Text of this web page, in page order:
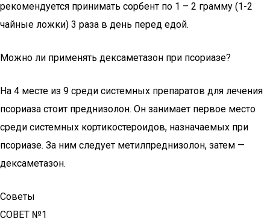
рекомендуется принимать сорбент по 1 – 2 грамму (1-2
чайные ложки) 3 раза в день перед едой.
Можно ли применять дексаметазон при псориазе?
На 4 месте из 9 среди системных препаратов для лечения
псориаза стоит преднизолон. Он занимает первое место
среди системных кортикостероидов, назначаемых при
псориазе. За ним следует метилпреднизолон, затем —
дексаметазон.
Советы
СОВЕТ №1